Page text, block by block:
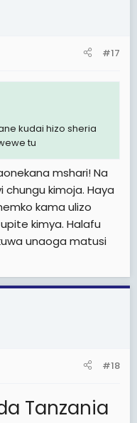
yawekewe sheria
#17
kudai hizo sheria
tu
mshari! Na
kimoja. Haya
kama ulizo
kimya. Halafu
unaoga matusi
#18
Tanzania